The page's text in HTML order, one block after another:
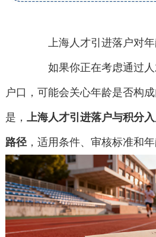
上海人才引进落户对年
如果你正在考虑通过人
户口，可能会关心年龄是否构
是， 上海人才引进落户与积分
路径，适用条件、审核标准和年